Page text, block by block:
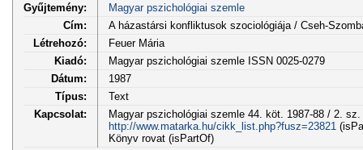
Gyűjtemény:
Magyar pszichológiai szemle
Cím:
A házastársi konfliktusok szociológiája / Cseh-
Létrehozó:
Feuer Mária
Kiadó:
Magyar pszichológiai szemle ISSN 0025-0279
Dátum:
1987
Típus:
Text
Kapcsolat:
Magyar pszichológiai szemle 44. köt. 1987-88 / 2. sz.
http://www.matarka.hu/cikk_list.php?fusz=23821
Könyv rovat (isPartOf)